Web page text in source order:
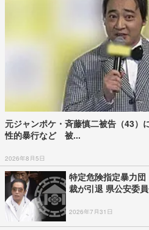
元ジャンポケ・斉藤慎二被告（43
性的暴行など 被...
2026年8月5日
特定危険指定暴力
裁が引退 県公安委
2026年7月31日